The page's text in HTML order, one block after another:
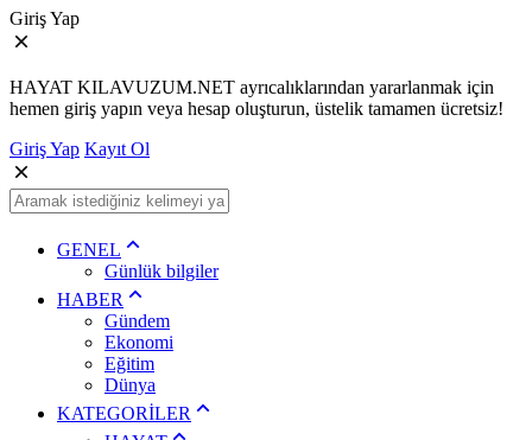
Giriş Yap
HAYAT KILAVUZUM.NET ayrıcalıklarından yararlanmak için
hemen giriş yapın veya hesap oluşturun, üstelik tamamen ücretsiz!
Giriş Yap Kayıt Ol
GENEL
Günlük bilgiler
HABER
Gündem
Ekonomi
Eğitim
Dünya
KATEGORİLER